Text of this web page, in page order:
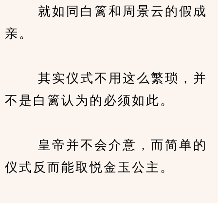
就如同白篱和周景云的假成
亲。
其实仪式不用这么繁琐，并
不是白篱认为的必须如此。
皇帝并不会介意，而简单的
仪式反而能取悦金玉公主。